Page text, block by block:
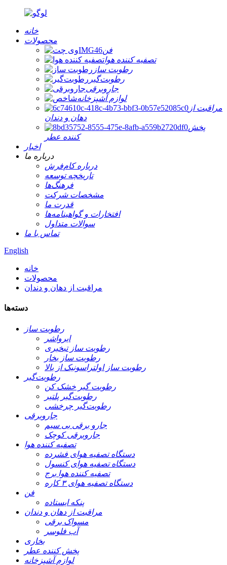
خانه
محصولات
فن
تصفیه کننده هوا
رطوبت ساز
رطوبت‌گیر
جاروبرقی
لوازم آشپزخانه
مراقبت از
دهان و دندان
پخش
کننده عطر
اخبار
درباره ما
درباره کام‌فرش
تاریخچه توسعه
فرهنگ‌ها
مشخصات شرکت
قدرت ما
افتخارات و گواهینامه‌ها
سوالات متداول
تماس با ما
English
خانه
محصولات
مراقبت از دهان و دندان
دسته‌ها
رطوبت ساز
ایرواشر
رطوبت ساز تبخیری
رطوبت ساز بخار
رطوبت ساز اولتراسونیک از بالا
رطوبت‌گیر
رطوبت گیر خشک کن
رطوبت‌گیر پلتیر
رطوبت‌گیر چرخشی
جاروبرقی
جارو برقی بی سیم
جاروبرقی کوچک
تصفیه کننده هوا
دستگاه تصفیه هوای فشرده
دستگاه تصفیه هوای کنسول
تصفیه کننده هوا برج
دستگاه تصفیه هوای ۳ کاره
فن
پنکه ایستاده
مراقبت از دهان و دندان
مسواک برقی
آب فلوسر
بخاری
پخش کننده عطر
لوازم آشپزخانه